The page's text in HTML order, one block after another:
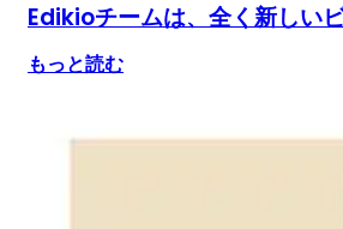
Edikioチームは、全く新しい
もっと読む